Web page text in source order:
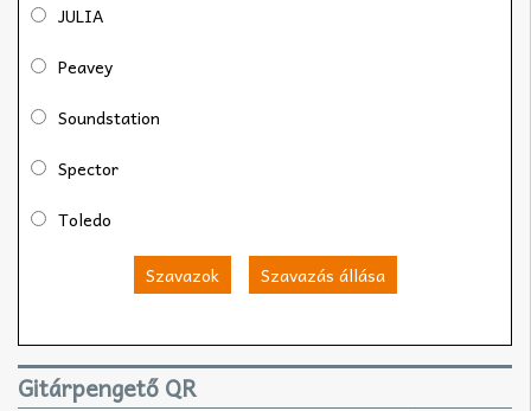
JULIA
Peavey
Soundstation
Spector
Toledo
Szavazok Szavazás állása
Gitárpengető QR